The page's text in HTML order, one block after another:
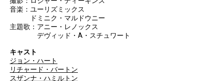
音楽：ユーリズミックス
ドミニク・マルドウニー
主題歌：アニー・レノックス
デヴィッド・A・スチュワート
キャスト
ジョン・ハート
リチャード・バートン
スザンナ・ハミルトン